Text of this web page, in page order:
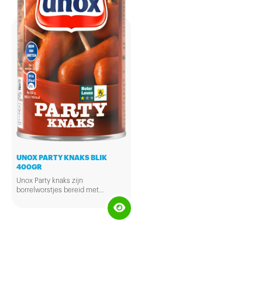
UNOX PARTY KNAKS BLIK
400GR
Unox Party knaks zijn
borrelworstjes bereid met
kwaliteitsvlees. Verrassend lekker
voor bij de borrel of als traktatie op